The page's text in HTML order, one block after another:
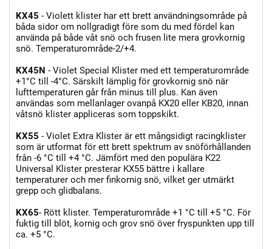
KX45 - Violett klister har ett brett användningsområde på
båda sidor om nollgradigt före som du med fördel kan
använda på både våt snö och frusen lite mera grovkornig
snö. Temperaturområde-2/+4.
KX45N - Violet Special Klister med ett temperaturområde
+1°C till -4°C. Särskilt lämplig för grovkornig snö när
lufttemperaturen går från minus till plus. Kan även
användas som mellanlager ovanpå KX20 eller KB20, innan
våtsnö klister appliceras som toppskikt.
KX55 - Violet Extra Klister är ett mångsidigt racingklister
som är utformat för ett brett spektrum av snöförhållanden
från -6 °C till +4 °C. Jämfört med den populära K22
Universal Klister presterar KX55 bättre i kallare
temperaturer och mer finkornig snö, vilket ger utmärkt
grepp och glidbalans.
KX65- Rött klister. Temperaturområde +1 °C till +5 °C. För
fuktig till blöt, kornig och grov snö över fryspunkten upp till
ca. +5 °C.